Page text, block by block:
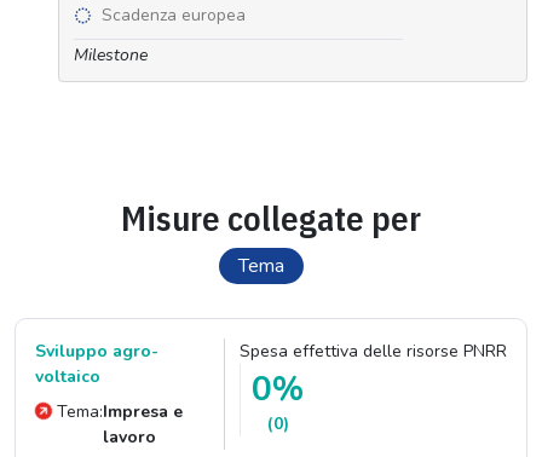
Scadenza europea
Milestone
Misure collegate per
Tema
Sviluppo agro-
voltaico
Tema:Impresa e
lavoro
Spesa effettiva delle risorse PNRR
0%
(0)